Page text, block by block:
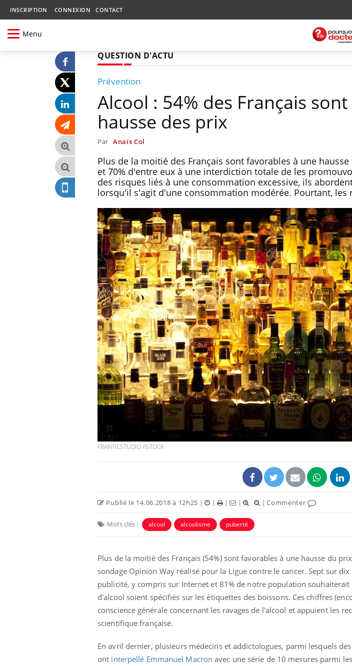
INSCRIPTION CONNEXION CONTACT
Menu
QUESTION D'ACTU
Prévention
Alcool : 54% des Français
hausse des prix
Par Anaïs Col
Plus de la moitié des Français sont favorables à une
et 70% d'entre eux à une interdiction totale de les
des risques liés à une consommation excessive, ils
lorsqu'il s'agit d'une consommation modérée. Pourtant, les
FRANTICSTUDIO /ISTOCK
Publié le 14.06.2018 à 12h25 | | | | |Commenter
Mots clés : alcool alcoolisme puberté
Plus de la moitié des Français (54%) sont favorables à une hausse du
sondage Opinion Way réalisé pour la Ligue contre le cancer. Sept sur
publicité, y compris sur Internet et 81% de notre population
d'alcool soient spécifiés sur les étiquettes des boissons. Ces chiffres
conscience générale concernant les ravages de l'alcool et appuient les
scientifique française.
En avril dernier, plusieurs médecins et addictologues, parmi lesquels
ont interpellé Emmanuel Macron avec une série de 10 mesures parmi
Fortes chaleurs :
pourquoi le risque de
noyade grimpe-t-il ?
freiner la propagation du
cancer ?
Grossesse et chaleur : ce
que dit la science
l'apprentissage de la
lecture ?